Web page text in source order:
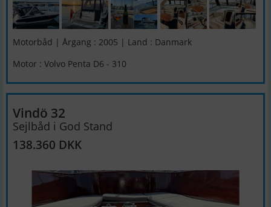
Motorbåd | Årgang : 2005 | Land : Danmark
Motor : Volvo Penta D6 - 310
Vindö 32
Sejlbåd i God Stand
138.360 DKK